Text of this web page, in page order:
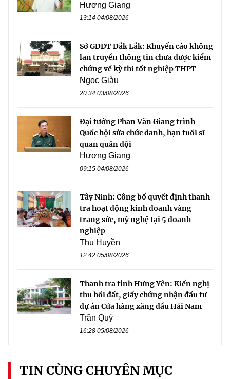
Hương Giang
13:14 04/08/2026
Sở GDĐT Đắk Lắk: Khuyến cáo không
lan truyền thông tin chưa được kiểm
chứng về kỳ thi tốt nghiệp THPT
Ngọc Giàu
20:34 03/08/2026
Đại tướng Phan Văn Giang trình
Quốc hội sửa chức danh, hạn tuổi sĩ
quan quân đội
Hương Giang
09:15 04/08/2026
Tây Ninh: Công bố quyết định thanh
tra hoạt động kinh doanh vàng
trang sức, mỹ nghệ tại 5 doanh
nghiệp
Thu Huyền
12:42 05/08/2026
Thanh tra tỉnh Hưng Yên: Kiến nghị
thu hồi đất, giấy chứng nhận đầu tư
dự án Cửa hàng xăng dầu Hải Nam
Trần Quý
16:28 05/08/2026
TIN CÙNG CHUYÊN MỤC